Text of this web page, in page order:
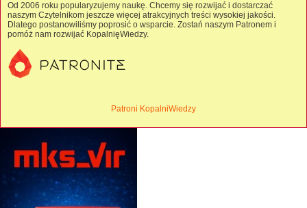
Od 2006 roku popularyzujemy naukę. Chcemy się rozwijać i dostarczać
naszym Czytelnikom jeszcze więcej atrakcyjnych treści wysokiej jakości.
Dlatego postanowiliśmy poprosić o wsparcie. Zostań naszym Patronem i
pomóż nam rozwijać KopalnięWiedzy.
Patroni KopalniWiedzy